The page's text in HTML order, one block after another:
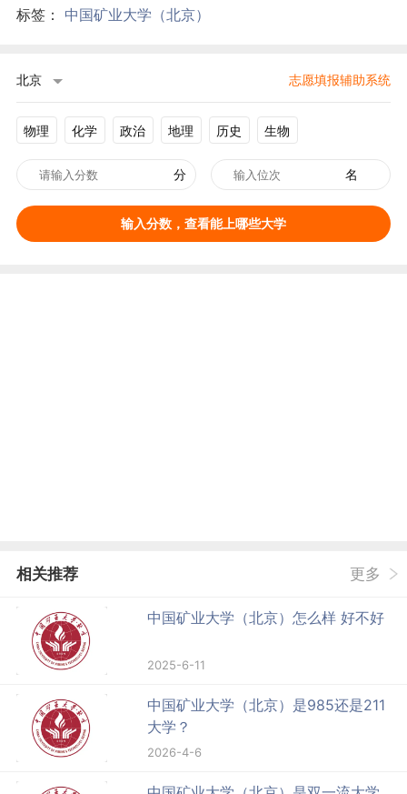
标签： 中国矿业大学（北京）
北京 志愿填报辅助系统
物理 化学 政治 地理 历史 生物
分 名
输入分数，查看能上哪些大学
相关推荐 更多
中国矿业大学（北京）怎么样 好不好
2025-6-11
中国矿业大学（北京）是985还是211
大学？
2026-4-6